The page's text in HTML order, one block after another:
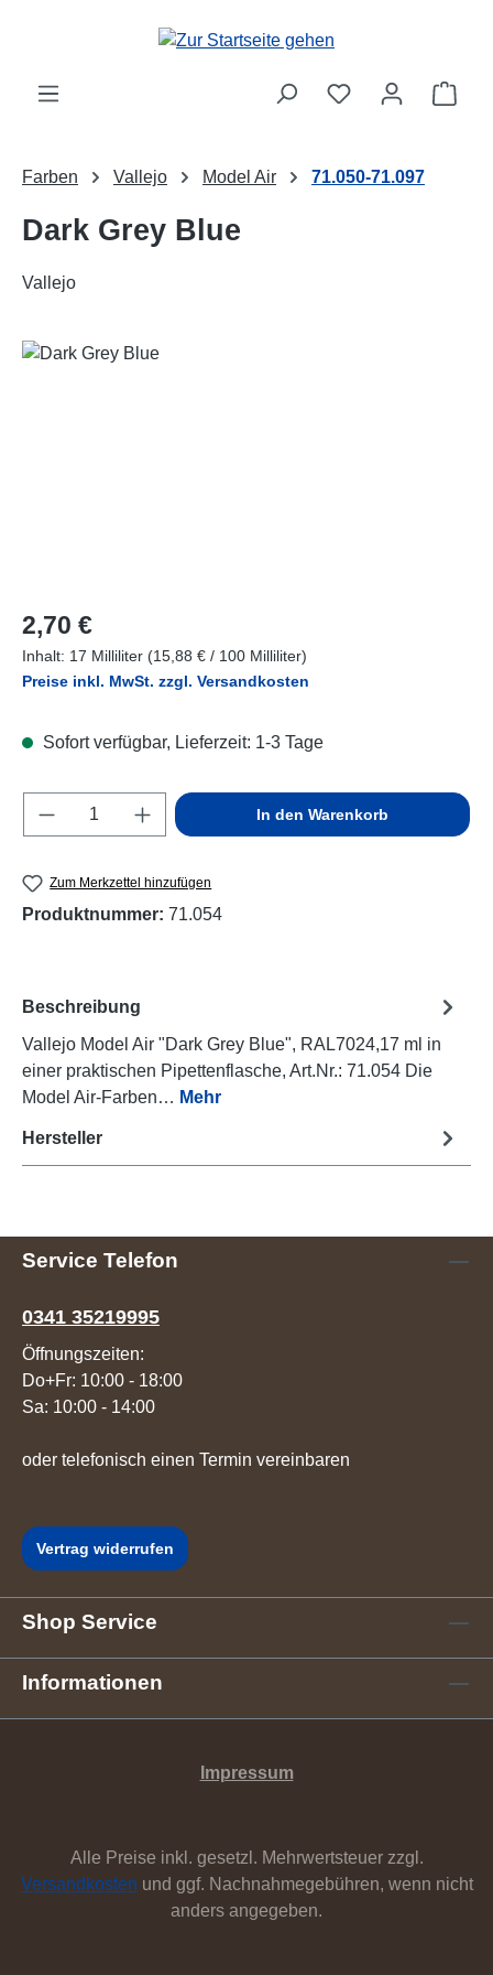
Zum Hauptinhalt springen
Farben Vallejo Model Air 71.050-71.097
Dark Grey Blue
Vallejo
Bildergalerie überspringen
Regulärer Preis:
2,70 €
Inhalt: 17 Milliliter (15,88 € / 100 Milliliter)
Preise inkl. MwSt. zzgl. Versandkosten
Sofort verfügbar, Lieferzeit: 1-3 Tage
Produkt Anzahl: Gib den gewünschten
In den Warenkorb
Zum Merkzettel hinzufügen
Produktnummer: 71.054
Beschreibung
Vallejo Model Air "Dark Grey Blue", RAL7024,17 ml in
einer praktischen Pipettenflasche, Art.Nr.: 71.054 Die
Model Air-Farben… Mehr
Hersteller
Service Telefon
0341 35219995
Öffnungszeiten:
Do+Fr: 10:00 - 18:00
Sa: 10:00 - 14:00
oder telefonisch einen Termin vereinbaren
Vertrag widerrufen
Shop Service
Informationen
Impressum
Alle Preise inkl. gesetzl. Mehrwertsteuer zzgl.
Versandkosten und ggf. Nachnahmegebühren, wenn nicht
anders angegeben.